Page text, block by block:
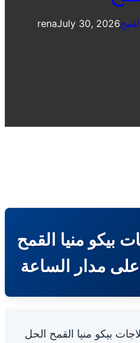
renaJuly 30, 2026
بيكو منيا القمح
مدار الساعة
بيكو منيا القمح الحل